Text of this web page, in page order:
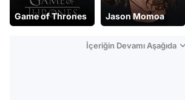
Game of Thrones Jason Momoa
İçeriğin Devamı Aşağıda